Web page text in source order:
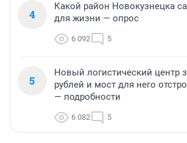
4
Какой район Новокузнецка
для жизни — опрос
6 092 5
5
Новый логистический центр
рублей и мост для него
— подробности
6 082 5